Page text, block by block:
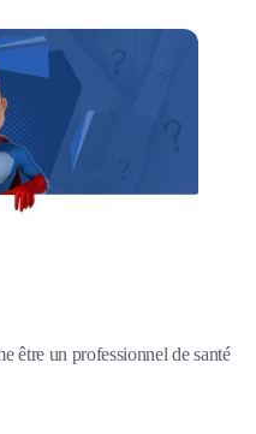
être un professionnel de santé